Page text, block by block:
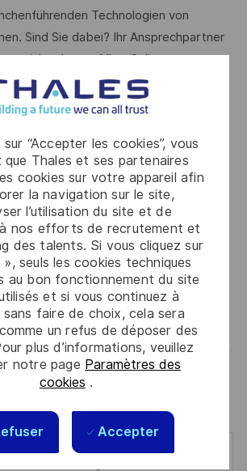
“Accepter les cookies”, vous
Thales et ses partenaires
cookies sur votre appareil afin
la navigation sur le site,
l’utilisation du site et de
nos efforts de recrutement et
des talents. Si vous cliquez sur
seuls les cookies techniques
au bon fonctionnement du site
et si vous continuez à
sans faire de choix, cela sera
un refus de déposer des
plus d’informations, veuillez
notre page Paramètres des
cookies .
Accepter
Technologien von
Sind Sie dabei? Ihr Ansprechpartner
sich schon auf Ihre Online-
Talent Acquisition Partner
site